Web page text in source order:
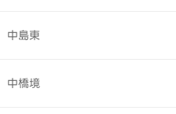
中島東
中橋境